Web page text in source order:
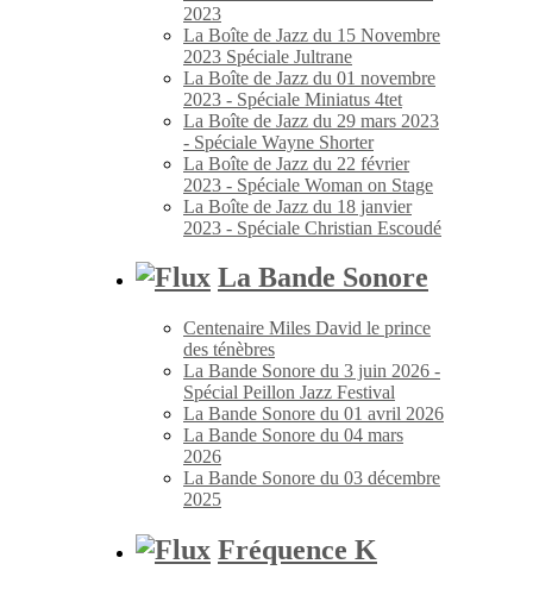
2023
La Boîte de Jazz du 15 Novembre
2023 Spéciale Jultrane
La Boîte de Jazz du 01 novembre
2023 - Spéciale Miniatus 4tet
La Boîte de Jazz du 29 mars 2023
- Spéciale Wayne Shorter
La Boîte de Jazz du 22 février
2023 - Spéciale Woman on Stage
La Boîte de Jazz du 18 janvier
2023 - Spéciale Christian Escoudé
La Bande Sonore
Centenaire Miles David le prince
des ténèbres
La Bande Sonore du 3 juin 2026 -
Spécial Peillon Jazz Festival
La Bande Sonore du 01 avril 2026
La Bande Sonore du 04 mars
2026
La Bande Sonore du 03 décembre
2025
Fréquence K